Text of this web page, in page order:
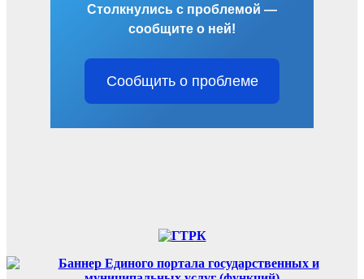
Столкнулись с проблемой —
сообщите о ней!
Сообщить о проблеме